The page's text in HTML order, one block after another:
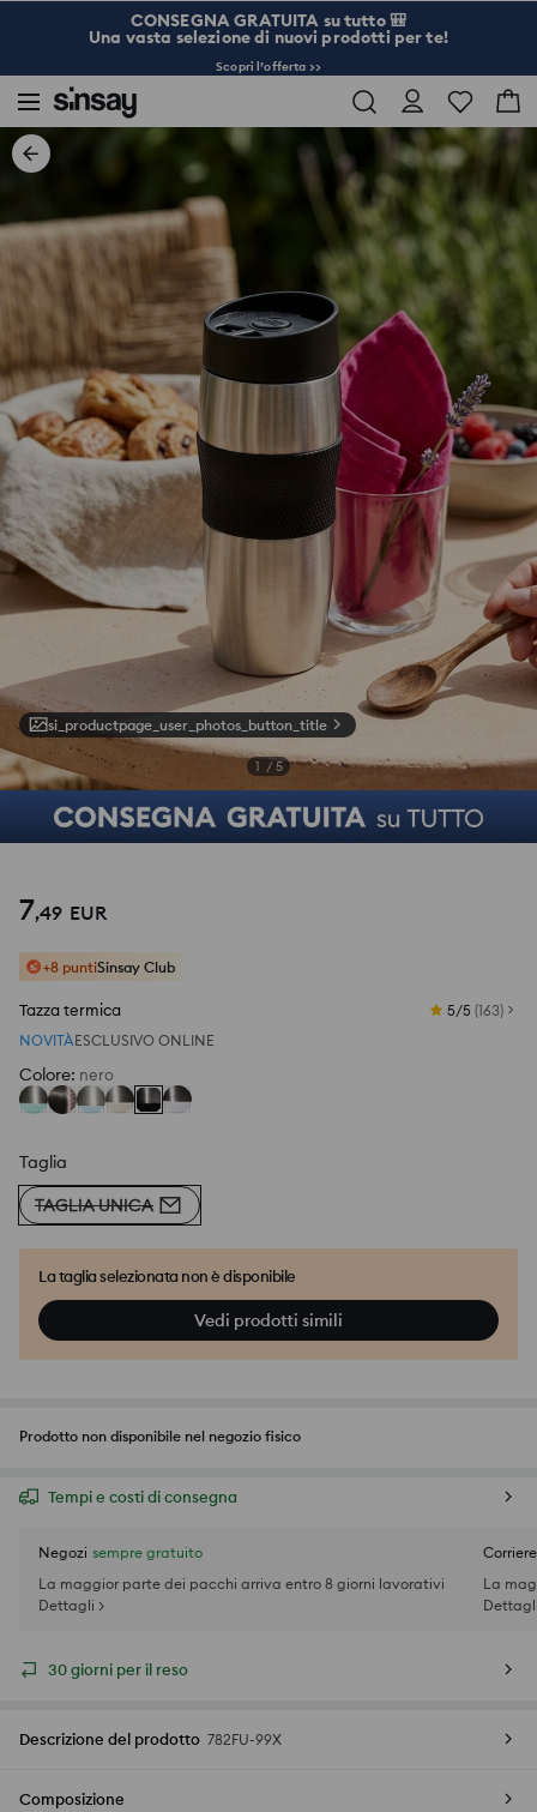
CONSEGNA GRATUITA su tutto 🎒
Una vasta selezione di nuovi prodotti per te!
Scopri l’offerta >>
si_productpage_user_photos_button_title
1 / 5
7,49 EUR
+8 puntiSinsay Club
Tazza termica 5/5 (163)
NOVITÀESCLUSIVO ONLINE
Colore: nero
Taglia
TAGLIA UNICA
La taglia selezionata non è disponibile
Vedi prodotti simili
Prodotto non disponibile nel negozio fisico
Tempi e costi di consegna
Negozi sempre gratuito
La maggior parte dei pacchi arriva entro 8 giorni lavorativi
Dettagli >
La
30 giorni per il reso
Descrizione del prodotto 782FU-99X
Composizione